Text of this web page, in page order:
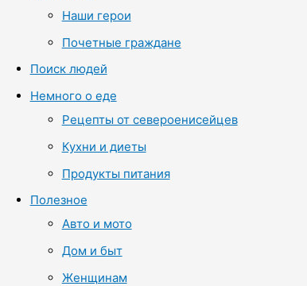
Наши герои
Почетные граждане
Поиск людей
Немного о еде
Рецепты от североенисейцев
Кухни и диеты
Продукты питания
Полезное
Авто и мото
Дом и быт
Женщинам